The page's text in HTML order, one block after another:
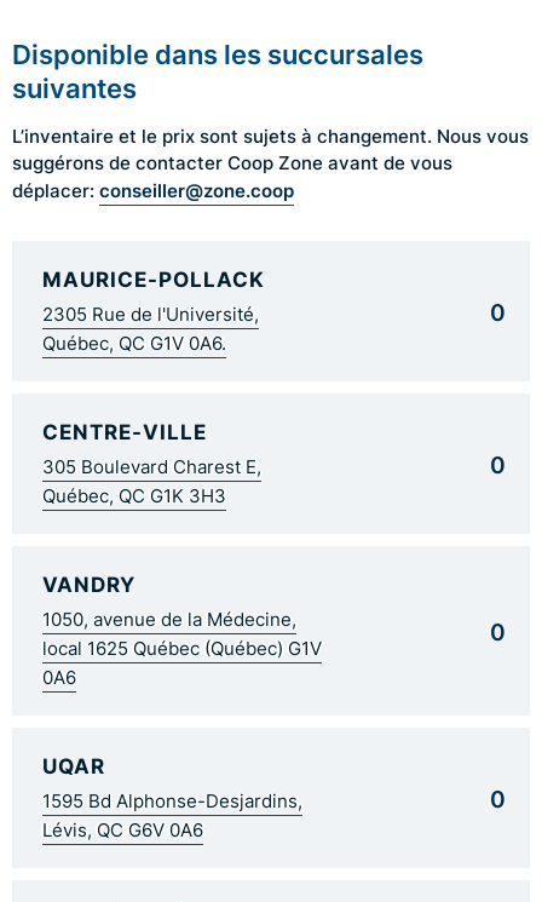
Disponible dans les succursales
suivantes
L’inventaire et le prix sont sujets à changement. Nous vous
suggérons de contacter Coop Zone avant de vous
déplacer: conseiller@zone.coop
MAURICE-POLLACK
2305 Rue de l'Université,
Québec, QC G1V 0A6.
0
CENTRE-VILLE
305 Boulevard Charest E,
Québec, QC G1K 3H3
0
VANDRY
1050, avenue de la Médecine,
local 1625 Québec (Québec) G1V
0A6
0
UQAR
1595 Bd Alphonse-Desjardins,
Lévis, QC G6V 0A6
0